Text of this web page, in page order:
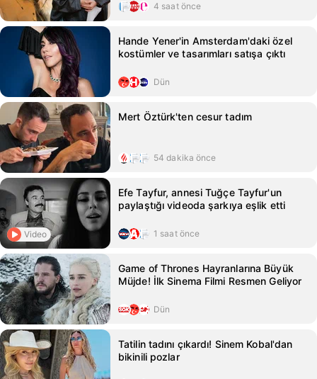
4 saat önce
Hande Yener'in Amsterdam'daki özel
kostümler ve tasarımları satışa çıktı
Dün
Mert Öztürk'ten cesur tadım
54 dakika önce
Video
Efe Tayfur, annesi Tuğçe Tayfur'un
paylaştığı videoda şarkıya eşlik etti
1 saat önce
Game of Thrones Hayranlarına Büyük
Müjde! İlk Sinema Filmi Resmen Geliyor
Dün
Tatilin tadını çıkardı! Sinem Kobal'dan
bikinili pozlar